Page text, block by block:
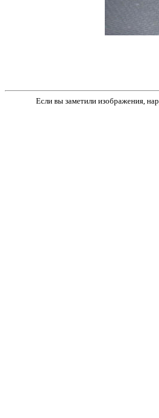
Если вы заметили изображения,